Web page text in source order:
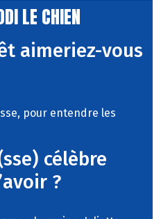
LE CHIEN
aimeriez-vous
pour entendre les
célèbre
?